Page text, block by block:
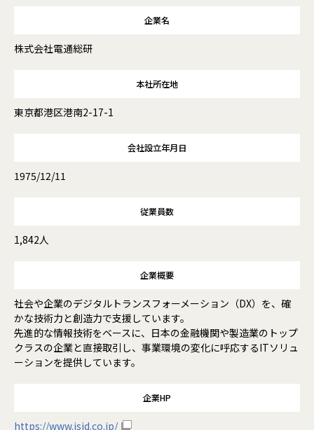
企業名
株式会社電通総研
本社所在地
東京都港区港南2-17-1
会社設立年月日
1975/12/11
従業員数
1,842人
企業概要
社会や企業のデジタルトランスフォーメーション（DX）を、確
かな技術力と創造力で支援しています。
先進的な情報技術をベースに、日本の金融機関や製造業のトップ
クラスの企業と直接取引し、事業環境の変化に呼応するITソリュ
ーションを提供しています。
企業HP
https://www.isid.co.jp/